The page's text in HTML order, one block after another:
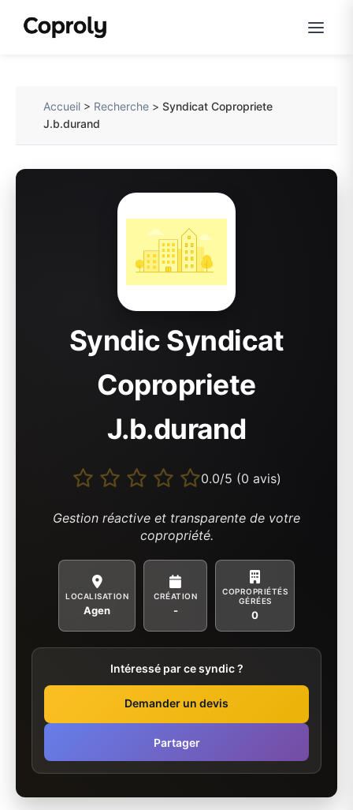
Accueil > Recherche >Syndicat Copropriete
J.b.durand
Syndic Syndicat
Copropriete
J.b.durand
0.0/5 (0 avis)
Gestion réactive et transparente de votre
copropriété.
LOCALISATION
Agen
CRÉATION
-
COPROPRIÉTÉS
GÉRÉES
0
Intéressé par ce syndic ?
Demander un devis
Partager